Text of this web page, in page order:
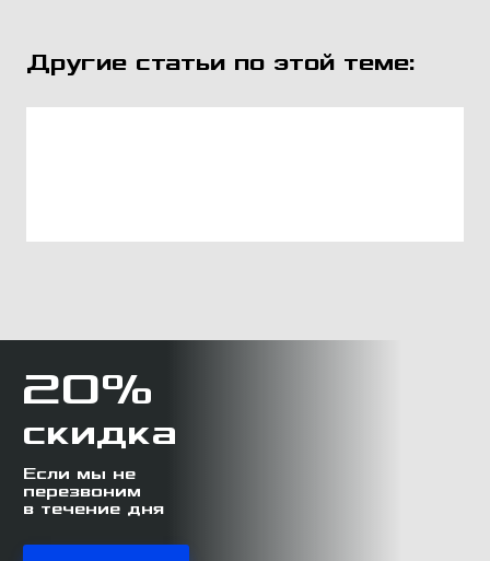
Другие статьи по этой теме:
20%
скидка
Если мы не
перезвоним
в течение дня